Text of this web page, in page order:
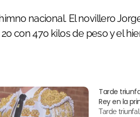
nacional. El novillero
con 470 kilos de peso y el
Tarde
Rey en la
Tarde triunfal en la despedida del